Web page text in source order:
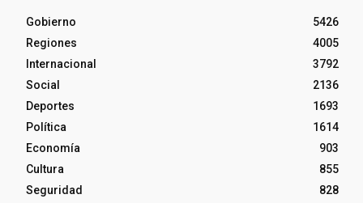
Gobierno
5426
Regiones
4005
Internacional
3792
Social
2136
Deportes
1693
Política
1614
Economía
903
Cultura
855
Seguridad
828